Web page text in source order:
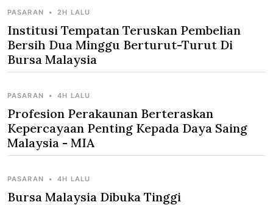
PASARAN • 2H LALU
Institusi Tempatan Teruskan Pembelian
Bersih Dua Minggu Berturut-Turut Di
Bursa Malaysia
PASARAN • 4H LALU
Profesion Perakaunan Berteraskan
Kepercayaan Penting Kepada Daya Saing
Malaysia - MIA
PASARAN • 4H LALU
Bursa Malaysia Dibuka Tinggi